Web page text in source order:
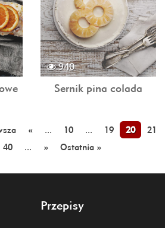
940
Sernik pina colada
« ... 10 ... 19 20
21
40 ... » Ostatnia »
Przepisy